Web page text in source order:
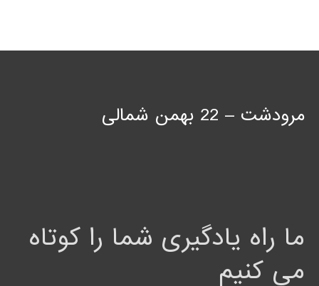
مرودشت – 22 بهمن شمالی
ما راه یادگیری شما را کوتاه
می کنیم